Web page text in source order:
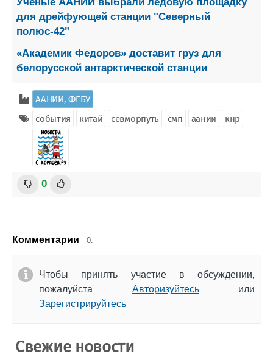
для дрейфующей станции "Северный
полюс-42"
«Академик Федоров» доставит груз для
белорусской антарктической станции
ААНИИ, ФГБУ
события
китай севморпуть смп аании кнр
0
Комментарии 0.
Чтобы принять участие в обсуждении,
пожалуйста Авторизуйтесьили
Зарегистрируйтесь
Свежие новости